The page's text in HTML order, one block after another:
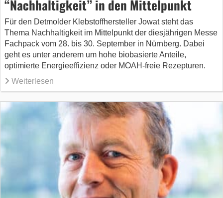
“Nachhaltigkeit” in den Mittelpunkt
Für den Detmolder Klebstoffhersteller Jowat steht das
Thema Nachhaltigkeit im Mittelpunkt der diesjährigen Messe
Fachpack vom 28. bis 30. September in Nürnberg. Dabei
geht es unter anderem um hohe biobasierte Anteile,
optimierte Energieeffizienz oder MOAH-freie Rezepturen.
Weiterlesen